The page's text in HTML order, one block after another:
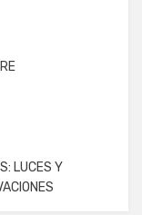
LUCES Y